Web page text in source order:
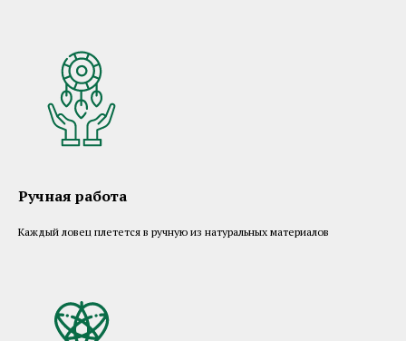
Ручная работа
Каждый ловец плетется в ручную из натуральных материалов